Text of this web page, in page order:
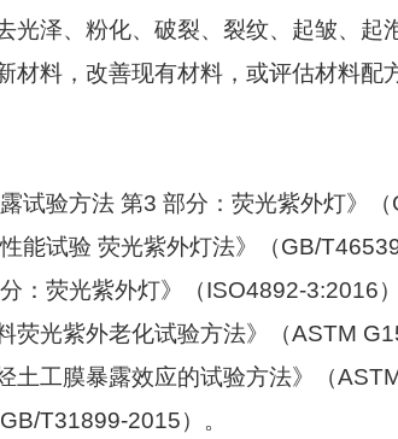
光泽、粉化、破裂、裂纹、起皱、起
材料，改善现有材料，或评估材料配
试验方法 第3 部分：荧光紫外灯》（
能试验 荧光紫外灯法》（GB/
：荧光紫外灯》（ISO4892-3:2016
荧光紫外老化试验方法》（ASTM
土工膜暴露效应的试验方法》（
GB/T31899-2015）。